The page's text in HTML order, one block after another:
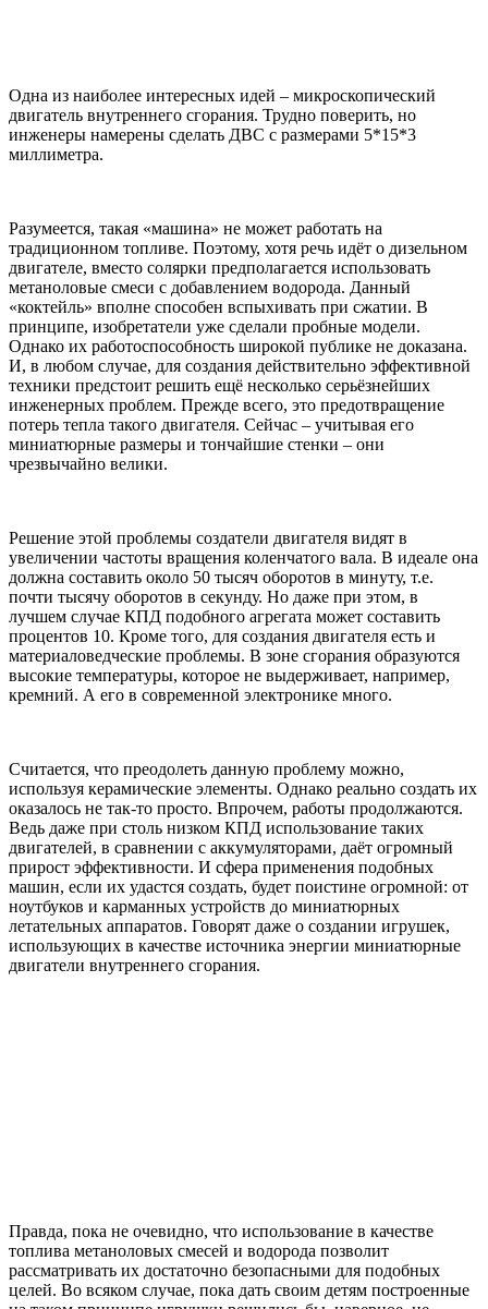
Одна из наиболее интересных идей – микроскопический
двигатель внутреннего сгорания. Трудно поверить, но
инженеры намерены сделать ДВС с размерами 5*15*3
миллиметра.
Разумеется, такая «машина» не может работать на
традиционном топливе. Поэтому, хотя речь идёт о дизельном
двигателе, вместо солярки предполагается использовать
метаноловые смеси с добавлением водорода. Данный
«коктейль» вполне способен вспыхивать при сжатии. В
принципе, изобретатели уже сделали пробные модели.
Однако их работоспособность широкой публике не доказана.
И, в любом случае, для создания действительно эффективной
техники предстоит решить ещё несколько серьёзнейших
инженерных проблем. Прежде всего, это предотвращение
потерь тепла такого двигателя. Сейчас – учитывая его
миниатюрные размеры и тончайшие стенки – они
чрезвычайно велики.
Решение этой проблемы создатели двигателя видят в
увеличении частоты вращения коленчатого вала. В идеале она
должна составить около 50 тысяч оборотов в минуту, т.е.
почти тысячу оборотов в секунду. Но даже при этом, в
лучшем случае КПД подобного агрегата может составить
процентов 10. Кроме того, для создания двигателя есть и
материаловедческие проблемы. В зоне сгорания образуются
высокие температуры, которое не выдерживает, например,
кремний. А его в современной электронике много.
Считается, что преодолеть данную проблему можно,
используя керамические элементы. Однако реально создать их
оказалось не так-то просто. Впрочем, работы продолжаются.
Ведь даже при столь низком КПД использование таких
двигателей, в сравнении с аккумуляторами, даёт огромный
прирост эффективности. И сфера применения подобных
машин, если их удастся создать, будет поистине огромной: от
ноутбуков и карманных устройств до миниатюрных
летательных аппаратов. Говорят даже о создании игрушек,
использующих в качестве источника энергии миниатюрные
двигатели внутреннего сгорания.
Правда, пока не очевидно, что использование в качестве
топлива метаноловых смесей и водорода позволит
рассматривать их достаточно безопасными для подобных
целей. Во всяком случае, пока дать своим детям построенные